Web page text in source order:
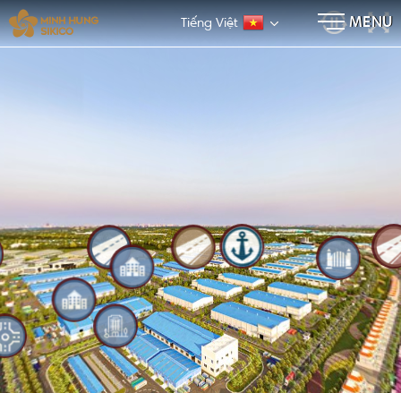
Tiếng Việt MENU
×